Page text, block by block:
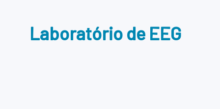
Laboratório de EEG